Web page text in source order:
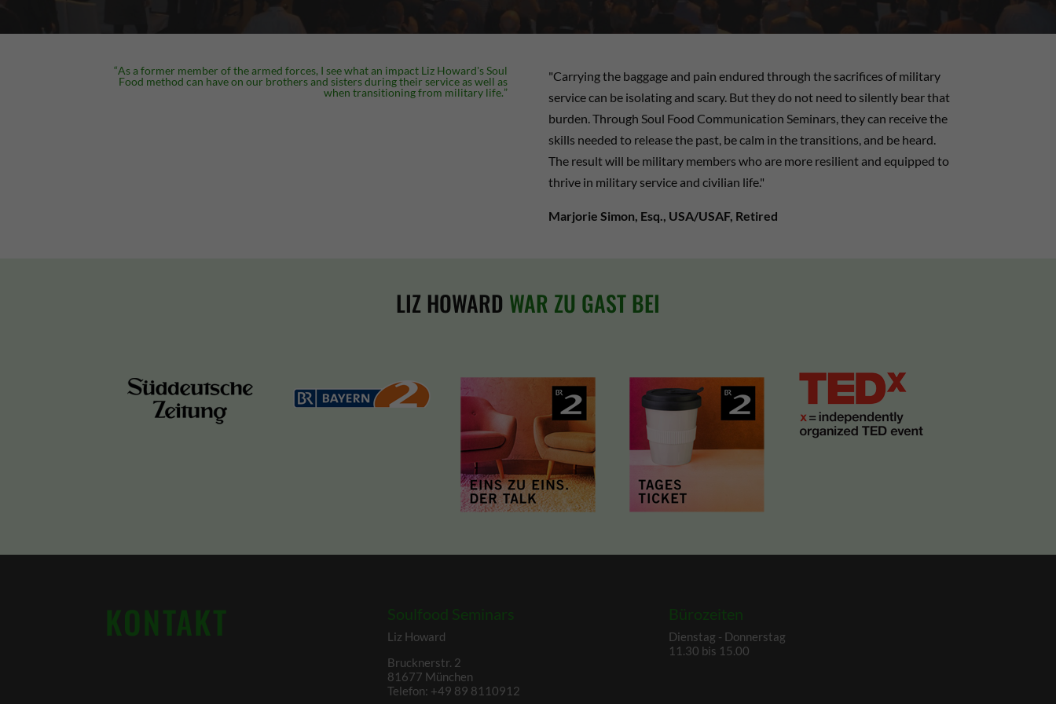
“As a former member of the armed forces, I see what an impact Liz Howard's Soul
Food method can have on our brothers and sisters during their service as well as
when transitioning from military life.”
"Carrying the baggage and pain endured through the sacrifices of military
service can be isolating and scary. But they do not need to silently bear that
burden. Through Soul Food Communication Seminars, they can receive the
skills needed to release the past, be calm in the transitions, and be heard.
The result will be military members who are more resilient and equipped to
thrive in military service and civilian life."
Marjorie Simon, Esq., USA/USAF, Retired
LIZ HOWARD WAR ZU GAST BEI
KONTAKT Soulfood Seminars
Liz Howard
Brucknerstr. 2
81677 München
Telefon: +49 89 8110912
Bürozeiten
Dienstag - Donnerstag
11.30 bis 15.00